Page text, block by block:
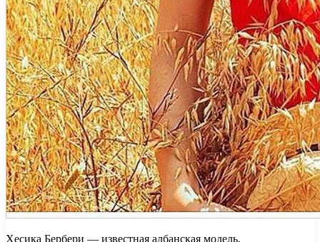
Хесика Бербери — известная албанская модель,